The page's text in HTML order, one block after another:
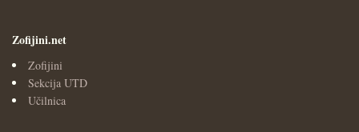
Zofijini.net
Zofijini
Sekcija UTD
Učilnica